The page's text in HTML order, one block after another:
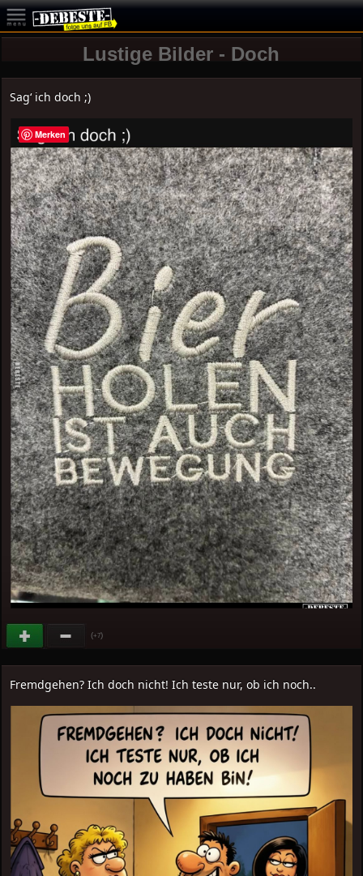
Lustige Bilder - Doch
Sag‘ ich doch ;)
(+7)
Fremdgehen? Ich doch nicht! Ich teste nur, ob ich noch..
Merken